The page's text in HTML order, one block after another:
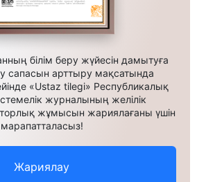
білім беру жүйесін дамытуға
сапасын арттыру мақсатында
«Ustaz tilegi» Республикалық
журналының желілік
жұмысын жариялағаны үшін
марапатталасыз!
Жариялау